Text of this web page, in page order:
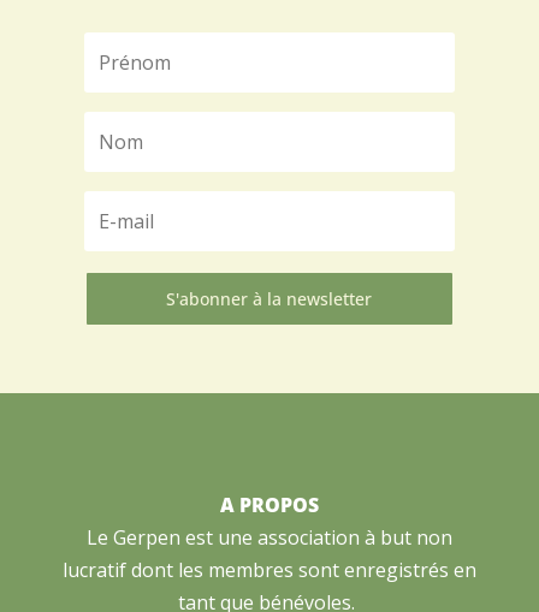
S'abonner à la newsletter
A PROPOS
Le Gerpen est une association à but non
lucratif dont les membres sont enregistrés en
tant que bénévoles.